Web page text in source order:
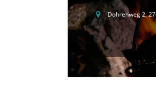
Dohrenweg 2,